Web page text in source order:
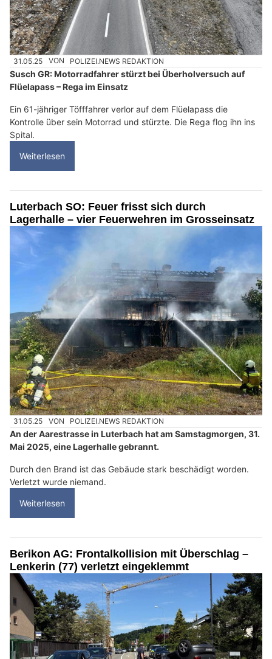
31.05.25 VON POLIZEI.NEWS REDAKTION
Susch GR: Motorradfahrer stürzt bei Überholversuch auf
Flüelapass – Rega im Einsatz
Ein 61-jähriger Töfffahrer verlor auf dem Flüelapass die
Kontrolle über sein Motorrad und stürzte. Die Rega flog ihn ins
Spital.
Weiterlesen
Luterbach SO: Feuer frisst sich durch
Lagerhalle – vier Feuerwehren im Grosseinsatz
31.05.25 VON POLIZEI.NEWS REDAKTION
An der Aarestrasse in Luterbach hat am Samstagmorgen, 31.
Mai 2025, eine Lagerhalle gebrannt.
Durch den Brand ist das Gebäude stark beschädigt worden.
Verletzt wurde niemand.
Weiterlesen
Berikon AG: Frontalkollision mit Überschlag –
Lenkerin (77) verletzt eingeklemmt